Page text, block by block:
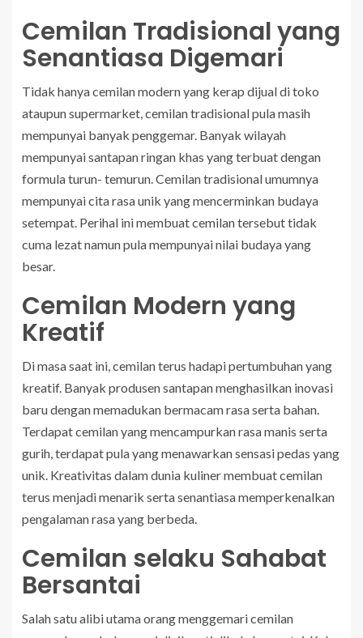
Cemilan Tradisional yang
Senantiasa Digemari
Tidak hanya cemilan modern yang kerap dijual di toko
ataupun supermarket, cemilan tradisional pula masih
mempunyai banyak penggemar. Banyak wilayah
mempunyai santapan ringan khas yang terbuat dengan
formula turun- temurun. Cemilan tradisional umumnya
mempunyai cita rasa unik yang mencerminkan budaya
setempat. Perihal ini membuat cemilan tersebut tidak
cuma lezat namun pula mempunyai nilai budaya yang
besar.
Cemilan Modern yang
Kreatif
Di masa saat ini, cemilan terus hadapi pertumbuhan yang
kreatif. Banyak produsen santapan menghasilkan inovasi
baru dengan memadukan bermacam rasa serta bahan.
Terdapat cemilan yang mencampurkan rasa manis serta
gurih, terdapat pula yang menawarkan sensasi pedas yang
unik. Kreativitas dalam dunia kuliner membuat cemilan
terus menjadi menarik serta senantiasa memperkenalkan
pengalaman rasa yang berbeda.
Cemilan selaku Sahabat
Bersantai
Salah satu alibi utama orang menggemari cemilan